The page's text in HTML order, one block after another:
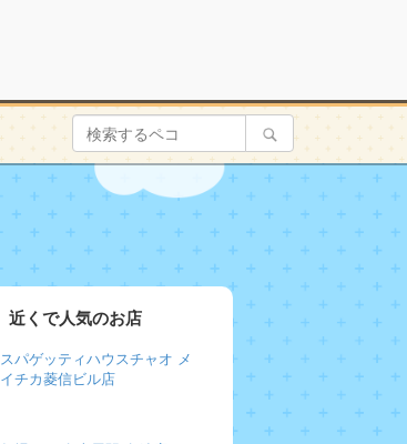
近くで人気のお店
スパゲッティハウスチャオ メ
イチカ菱信ビル店